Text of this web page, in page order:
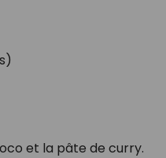
et la pâte de curry.